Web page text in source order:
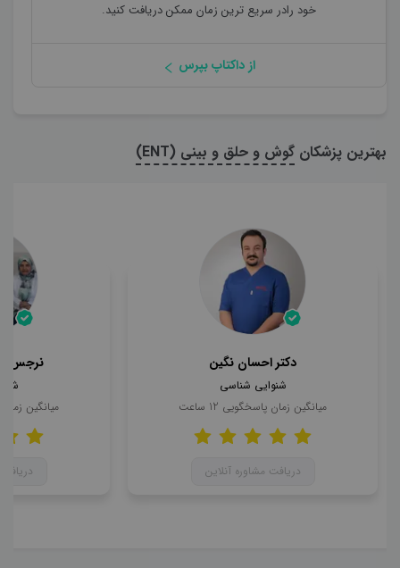
خود رادر سریع ترین زمان ممکن دریافت کنید.
از داکتاپ بپرس
بهترین پزشکان گوش و حلق و بینی (ENT)
دکتر احسان نگین
شنوایی شناسی
میانگین زمان پاسخگویی 12 ساعت
دریافت مشاوره آنلاین
نرجس
میانگین